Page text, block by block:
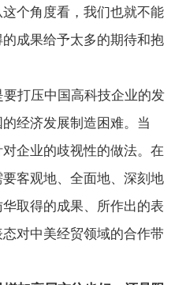
个角度看，我们也就不能
成果给予太多的期待和抱
打压中国高科技企业的发
经济发展制造困难。当
企业的歧视性的做法。在
客观地、全面地、深刻地
取得的成果、所作出的表
对中美经贸领域的合作带